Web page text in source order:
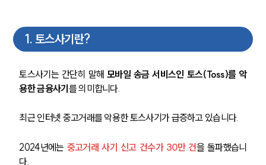
1. 토스사기란?
토스사기는 간단히 말해 모바일 송금 서비스인 토스(Toss)를 악
용한 금융사기를 의미합니다.
최근 인터넷 중고거래를 악용한 토스사기가 급증하고 있습니다.
2024년에는 중고거래 사기 신고 건수가 30만 건을 돌파했습니
다.